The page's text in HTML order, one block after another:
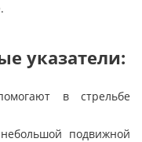
указатели:
в стрельбе
подвижной